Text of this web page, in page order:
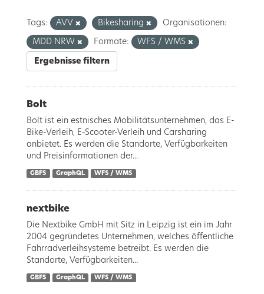
Tags: AVV Bikesharing Organisationen:
MDD NRW Formate: WFS / WMS
Ergebnisse filtern
Bolt
Bolt ist ein estnisches Mobilitätsunternehmen, das E-
Bike-Verleih, E-Scooter-Verleih und Carsharing
anbietet. Es werden die Standorte, Verfügbarkeiten
und Preisinformationen der...
GBFS GraphQL WFS / WMS
nextbike
Die Nextbike GmbH mit Sitz in Leipzig ist ein im Jahr
2004 gegründetes Unternehmen, welches öffentliche
Fahrradverleihsysteme betreibt. Es werden die
Standorte, Verfügbarkeiten...
GBFS GraphQL WFS / WMS